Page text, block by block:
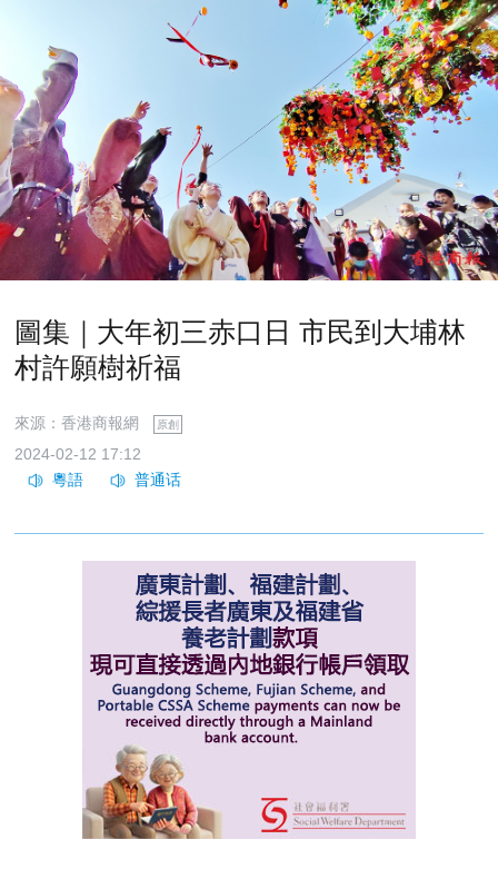
圖集｜大年初三赤口日 市民到大埔林
村許願樹祈福
來源：香港商報網 原創
2024-02-12 17:12